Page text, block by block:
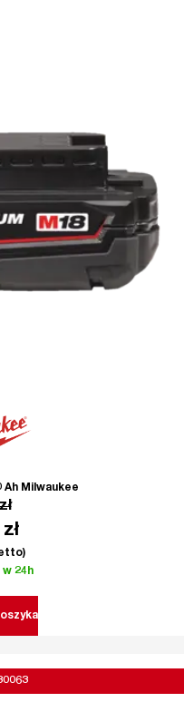
Milwaukee
zł
w 24h